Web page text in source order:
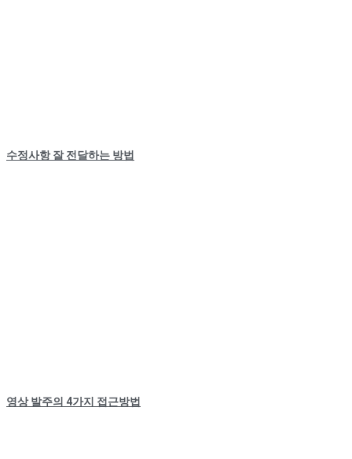
수정사항 잘 전달하는 방법
영상 발주의 4가지 접근방법